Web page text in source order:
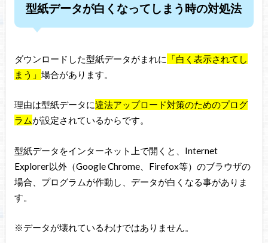
型紙データが白くなってしまう時の対処法
ダウンロードした型紙データがまれに 「白く表示されてし
まう」 場合があります。
理由は型紙データに違法アップロード対策のためのプログ
ラムが設定されているからです。
型紙データをインターネット上で開くと、Internet
Explorer以外（Google Chrome、Firefox等）のブラウザの
場合、プログラムが作動し、データが白くなる事がありま
す。
※データが壊れているわけではありません。